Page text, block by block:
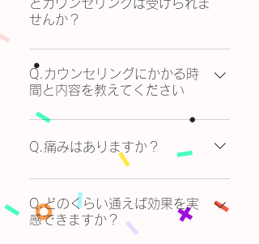
とカウンセリングは受けられま
せんか？
A.キッズ脱毛のお客様は、無料カ
ウンセリング当日に必ず親権者様
のご同席が必要となります。 お電
話でのご相談も承っておりますの
にてお問い合わせください。ま
た、いずれの場合も、当社が親権
者様のご同席を必要としている場
合には、ご予約はお電話または
WEBにて親権者様よりお願いいた
Q.カウンセリングにかかる時
間と内容を教えてください
A.初回のカウンセリングには約60
分ほどかかります。 かかる時間は
前後する場合がございますので、
時間には余裕をもってお越しくだ
さい。 カウンセリングでは、脱毛
コース内容、効果、システム案内
Q.痛みはありますか？
A.体感には個人差がございますが
痛みはほとんど感じることがない
やさしい脱毛です。 体感が強い場
Q.どのくらい通えば効果を実
感できますか？